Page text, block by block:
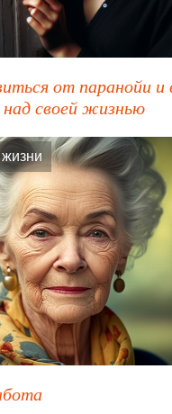
от паранойи и
над своей жизнью